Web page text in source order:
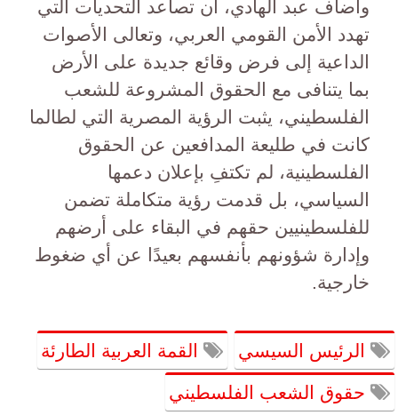
وأضاف عبد الهادي، أن تصاعد التحديات التي
تهدد الأمن القومي العربي، وتعالى الأصوات
الداعية إلى فرض وقائع جديدة على الأرض
بما يتنافى مع الحقوق المشروعة للشعب
الفلسطيني، يثبت الرؤية المصرية التي لطالما
كانت في طليعة المدافعين عن الحقوق
الفلسطينية، لم تكتفِ بإعلان دعمها
السياسي، بل قدمت رؤية متكاملة تضمن
للفلسطينيين حقهم في البقاء على أرضهم
وإدارة شؤونهم بأنفسهم بعيدًا عن أي ضغوط
خارجية.
الرئيس السيسي القمة العربية الطارئة
حقوق الشعب الفلسطيني